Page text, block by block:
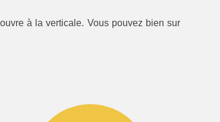
à la verticale. Vous pouvez bien sur